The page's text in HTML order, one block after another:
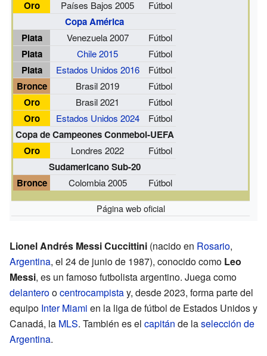
Oro
Países Bajos 2005 Fútbol
Copa América
Plata
Venezuela 2007 Fútbol
Plata Chile 2015 Fútbol
Plata Estados Unidos 2016 Fútbol
Bronce Brasil 2019 Fútbol
Oro Brasil 2021 Fútbol
Oro Estados Unidos 2024 Fútbol
Copa de Campeones Conmebol-UEFA
Oro
Londres 2022 Fútbol
Sudamericano Sub-20
Bronce
Colombia 2005 Fútbol
Página web oficial
Lionel Andrés Messi Cuccittini (nacido en Rosario,
Argentina, el 24 de junio de 1987), conocido como Leo
Messi, es un famoso futbolista argentino. Juega como
delanteroocentrocampistay, desde 2023, forma parte del
equipo Inter Miami en la liga de fútbol de Estados Unidos y
Canadá, la MLS. También es el capitán de laselección de
Argentina.